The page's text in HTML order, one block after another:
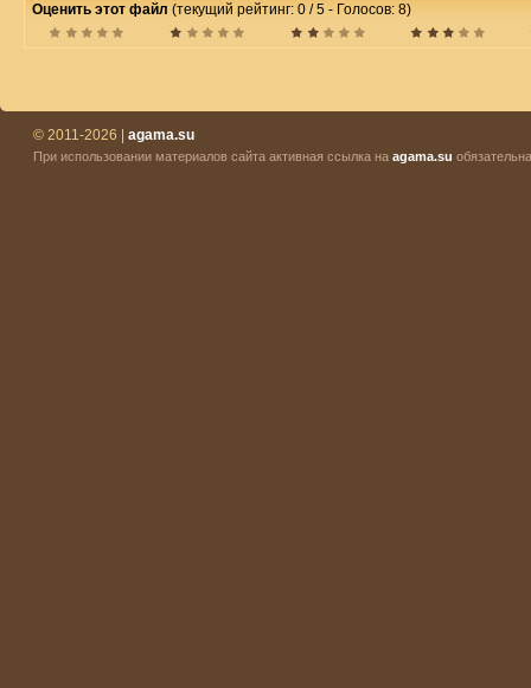
Оценить этот файл (текущий рейтинг: 0 / 5 - Голосов: 8)
© 2011-2026 | agama.su
При использовании материалов сайта активная ссылка на agama.su